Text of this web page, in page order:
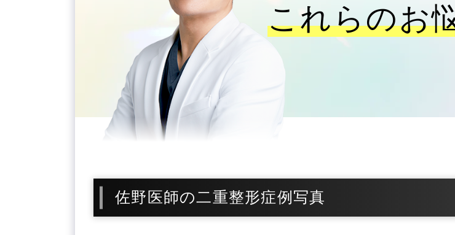
これらのお
佐野医師の二重整形症例写真